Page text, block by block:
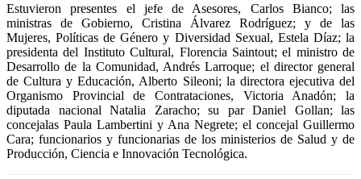
Estuvieron presentes el jefe de Asesores, Carlos Bianco; las
ministras de Gobierno, Cristina Álvarez Rodríguez; y de las
Mujeres, Políticas de Género y Diversidad Sexual, Estela Díaz; la
presidenta del Instituto Cultural, Florencia Saintout; el ministro de
Desarrollo de la Comunidad, Andrés Larroque; el director general
de Cultura y Educación, Alberto Sileoni; la directora ejecutiva del
Organismo Provincial de Contrataciones, Victoria Anadón; la
diputada nacional Natalia Zaracho; su par Daniel Gollan; las
concejalas Paula Lambertini y Ana Negrete; el concejal Guillermo
Cara; funcionarios y funcionarias de los ministerios de Salud y de
Producción, Ciencia e Innovación Tecnológica.